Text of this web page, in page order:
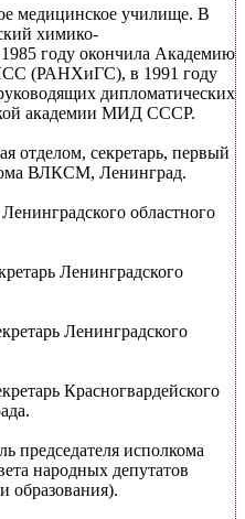
медицинское училище. В
химико-
году окончила Академию
(РАНХиГС), в 1991 году
дипломатических
академии МИД СССР.
отделом, секретарь, первый
ВЛКСМ, Ленинград.
областного
Ленинградского
Ленинградского
Красногвардейского
председателя исполкома
народных депутатов
образования).